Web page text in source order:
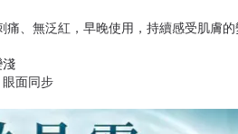
、無泛紅，早晚使用，持續感受肌膚的
淺
面同步